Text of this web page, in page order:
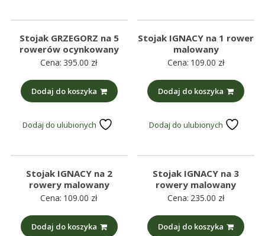
Stojak GRZEGORZ na 5
rowerów ocynkowany
Cena: 395.00 zł
Dodaj do koszyka
Dodaj do ulubionych
Stojak IGNACY na 1 rower
malowany
Cena: 109.00 zł
Dodaj do koszyka
Dodaj do ulubionych
Stojak IGNACY na 2
rowery malowany
Cena: 109.00 zł
Dodaj do koszyka
Stojak IGNACY na 3
rowery malowany
Cena: 235.00 zł
Dodaj do koszyka